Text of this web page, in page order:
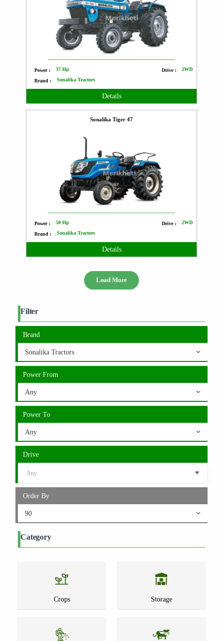
Power : 37 Hp Drive : 2WD
Brand : Sonalika Tractors
Details
Sonalika Tiger 47
Power : 50 Hp Drive : 2WD
Brand : Sonalika Tractors
Details
Load More
Filter
Brand
Sonalika Tractors
Power From
Any
Power To
Any
Drive
Order By
90
Category
Crops Storage